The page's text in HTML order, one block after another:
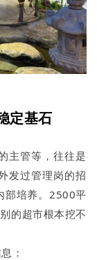
定基石
主管等，往往是
发过管理岗的招
部培养。2500平
的超市根本挖不
：